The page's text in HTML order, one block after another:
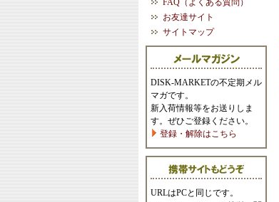
FAQ（よくある質問）
お友達サイト
サイトマップ
DISK-MARKETの不定期メル
マガです。
新入荷情報等をお送りしま
す。ぜひご登録ください。
登録・解除はこちら
URLはPCと同じです。